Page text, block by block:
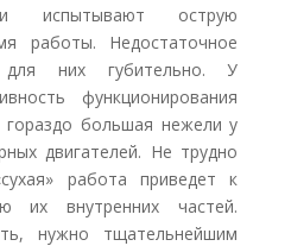
испытывают острую
работы. Недостаточное
для них губительно. У
функционирования
гораздо большая нежели у
двигателей. Не трудно
работа приведет к
их внутренних частей.
нужно тщательнейшим